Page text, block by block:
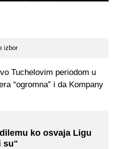
izbor
Tuchelovim periodom u
“ogromna” i da Kompany
ko osvaja Ligu
su"